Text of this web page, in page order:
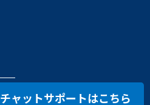
チャットサポートはこちら